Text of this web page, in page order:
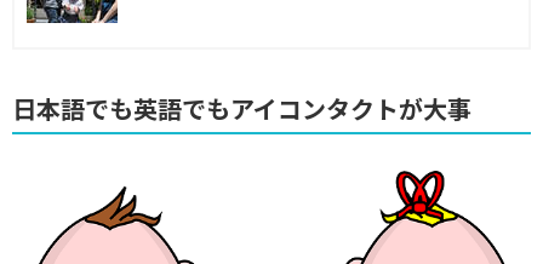
日本語でも英語でもアイコンタクトが大事